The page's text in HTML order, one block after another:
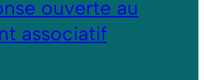
ouverte au
associatif